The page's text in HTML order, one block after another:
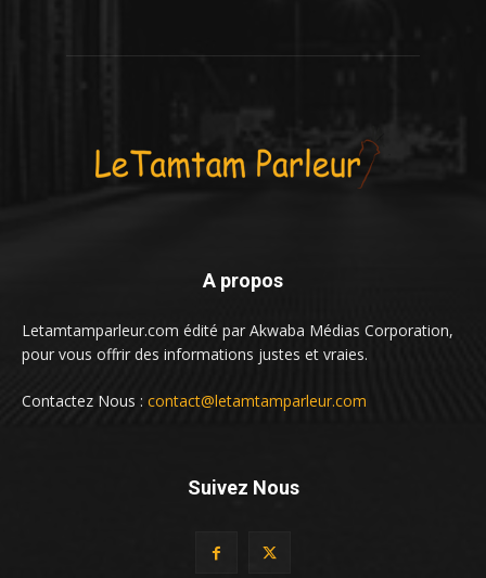
A propos
Letamtamparleur.com édité par Akwaba Médias Corporation,
pour vous offrir des informations justes et vraies.
Contactez Nous : contact@letamtamparleur.com
Suivez Nous